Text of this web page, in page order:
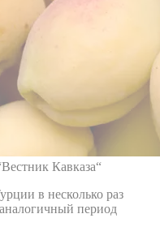
Кавказа“
в несколько раз
период